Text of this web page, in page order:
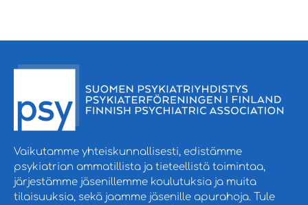
Vaikutamme yhteiskunnallisesti, edistämme
psykiatrian ammatillista ja tieteellistä toimintaa,
järjestämme jäsenillemme koulutuksia ja muita
tilaisuuksia, sekä jaamme jäsenille apurahoja. Tule